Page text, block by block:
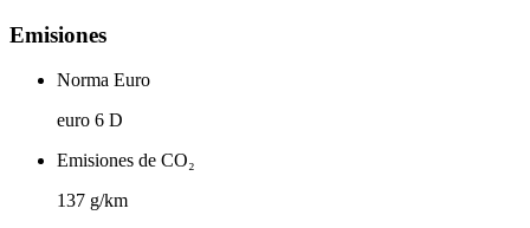
Emisiones
Norma Euro
euro 6 D
Emisiones de CO₂
137 g/km